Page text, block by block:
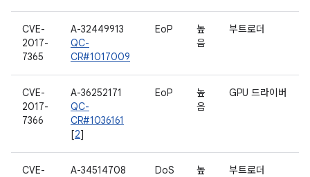
CVE-
2017-
7365
A-32449913
QC-
CR#1017009
EoP
높
음
부트로더
CVE-
2017-
7366
A-36252171
QC-
CR#1036161
[2]
EoP
높
음
GPU 드라이버
CVE-
A-34514708
DoS
높
부트로더